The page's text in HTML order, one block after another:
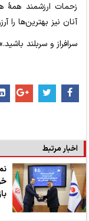
زحمات ارزشمند همۀ
آنان نیز بهترین‌ها را
سرافراز و سربلند باشید.»
اخبار مرتبط